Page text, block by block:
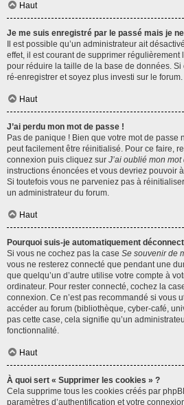
Haut
Je me suis enregistré par le passé mais je
Il est possible qu’un administrateur ait
effet, il est courant de supprimer régulièrement
pour réduire la taille de la base de données.
ré-enregistrer et soyez plus investi sur le forum.
Haut
J’ai perdu mon mot de passe !
Pas de panique ! Bien que votre mot de passe
peut facilement être réinitialisé. Pour ce faire,
connexion puis cliquez sur J’ai oublié mon
instructions énoncées et vous devriez pouvoir
Si toutefois vous ne parveniez pas à
un administrateur du forum.
Haut
Pourquoi suis-je automatiquement
Si vous ne cochez pas la case Se souvenir de
vous ne resterez connecté que pendant une
que quelqu’un d’autre utilise votre compte à
ordinateur. Pour rester connecté, cochez la
connexion. Ce n’est pas recommandé si vous
accéder au forum (bibliothèque, cyber-café,
pas cette case, cela signifie qu’un
fonctionnalité.
Haut
À quoi sert « Supprimer les cookies » ?
Cela supprime tous les cookies créés par
paramètres d’authentification et votre